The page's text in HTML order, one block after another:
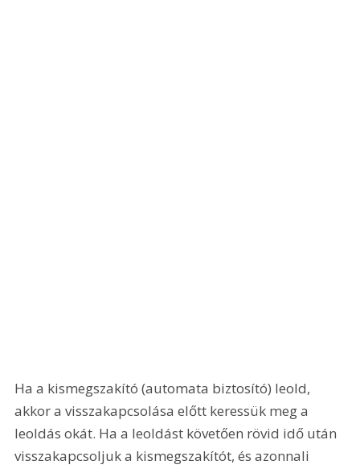
Ha a kismegszakító (automata biztosító) leold,
akkor a visszakapcsolása előtt keressük meg a
leoldás okát. Ha a leoldást követően rövid idő után
visszakapcsoljuk a kismegszakítót, és azonnali